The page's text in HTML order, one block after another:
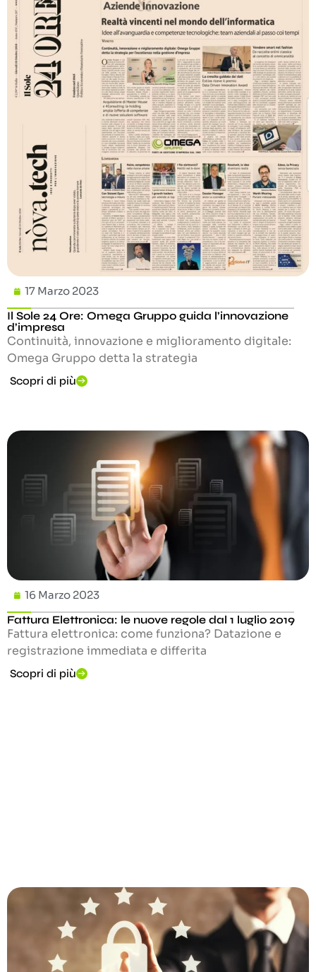
17 Marzo 2023
Il Sole 24 Ore: Omega Gruppo guida l’innovazione
d’impresa
Continuità, innovazione e miglioramento digitale:
Omega Gruppo detta la strategia
Scopri di più
16 Marzo 2023
Fattura Elettronica: le nuove regole dal 1 luglio 2019
Fattura elettronica: come funziona? Datazione e
registrazione immediata e differita
Scopri di più